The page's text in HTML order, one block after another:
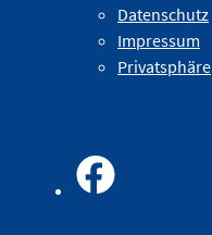
Datenschutz
Impressum
Privatsphäre